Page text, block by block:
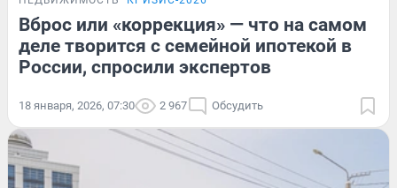
Вброс или «коррекция» — что на самом
деле творится с семейной ипотекой в
России, спросили экспертов
18 января, 2026, 07:30 2 967 Обсудить